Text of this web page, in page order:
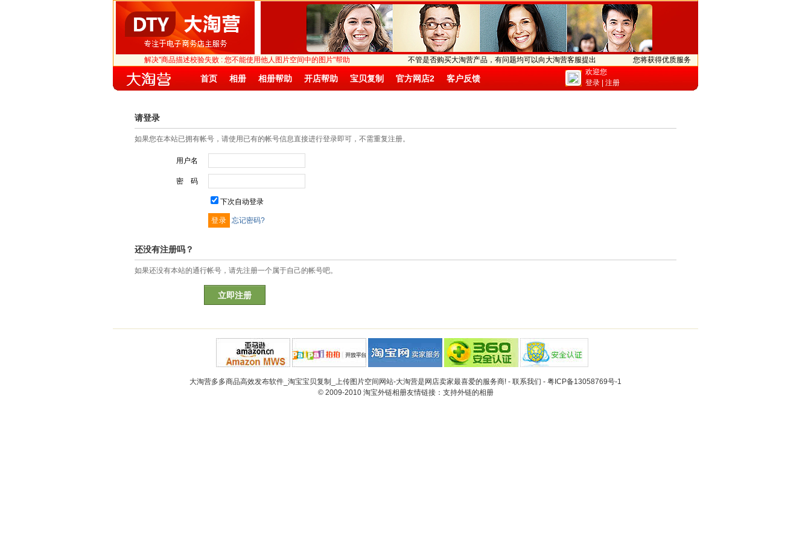
解决"商品描述校验失败 : 您不能使用他人图片空间中的图片"帮助 不管是否购买大淘营产品，有问题均可以向大淘营客服提出 您将获得优质服务
首页 相册 相册帮助 开店帮助 宝贝复制 官方网店2 客户反馈
欢迎您
登录
注册
请登录
如果您在本站已拥有帐号，请使用已有的帐号信息直接进行登录即可，不需重复注册。
用户名
密 码
下次自动登录
忘记密码?
还没有注册吗？
如果还没有本站的通行帐号，请先注册一个属于自己的帐号吧。
立即注册
大淘营多多商品高效发布软件_淘宝宝贝复制_上传图片空间网站-大淘营是网店卖家最喜爱的服务商! - 联系我们 - 粤ICP备13058769号-1
© 2009-2010 淘宝外链相册友情链接： 支持外链的相册